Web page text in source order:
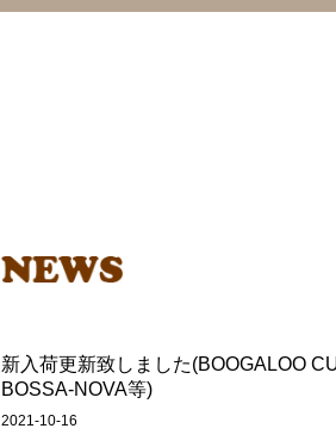
新入荷更新致しました(BOOGALOO
BOSSA-NOVA等)
2021-10-16